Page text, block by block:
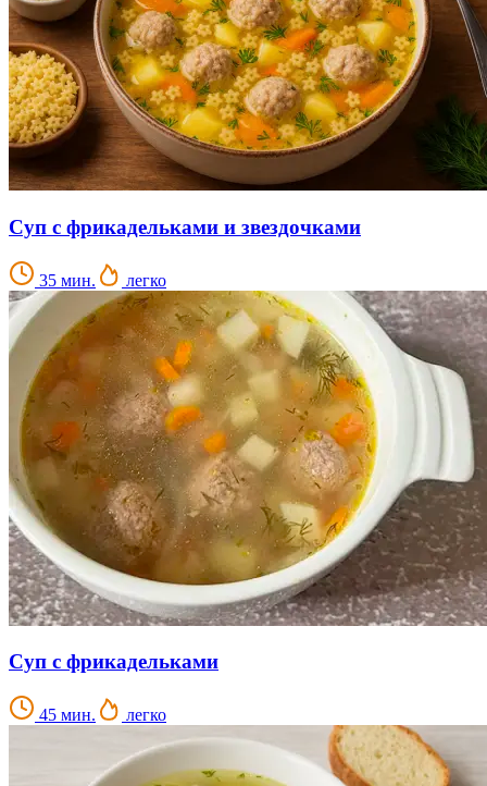
Суп с фрикадельками и звездочками
35 мин. легко
Суп с фрикадельками
45 мин. легко